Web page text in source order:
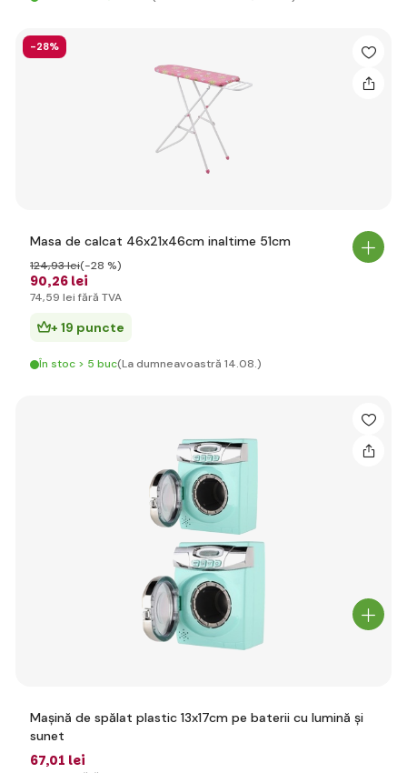
-28%
Masa de calcat 46x21x46cm inaltime 51cm
90,26 lei
124,93 lei(-28 %)
74,59 lei fără TVA
+ 19 puncte
În stoc > 5 buc(La dumneavoastră 14.08.)
Mașină de spălat plastic 13x17cm pe baterii cu lumină și
sunet
67,01 lei